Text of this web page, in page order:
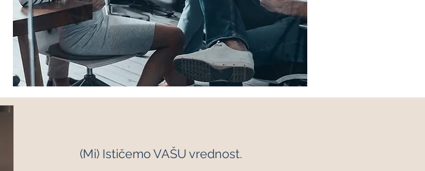
(Mi) Ističemo VAŠU vrednost.